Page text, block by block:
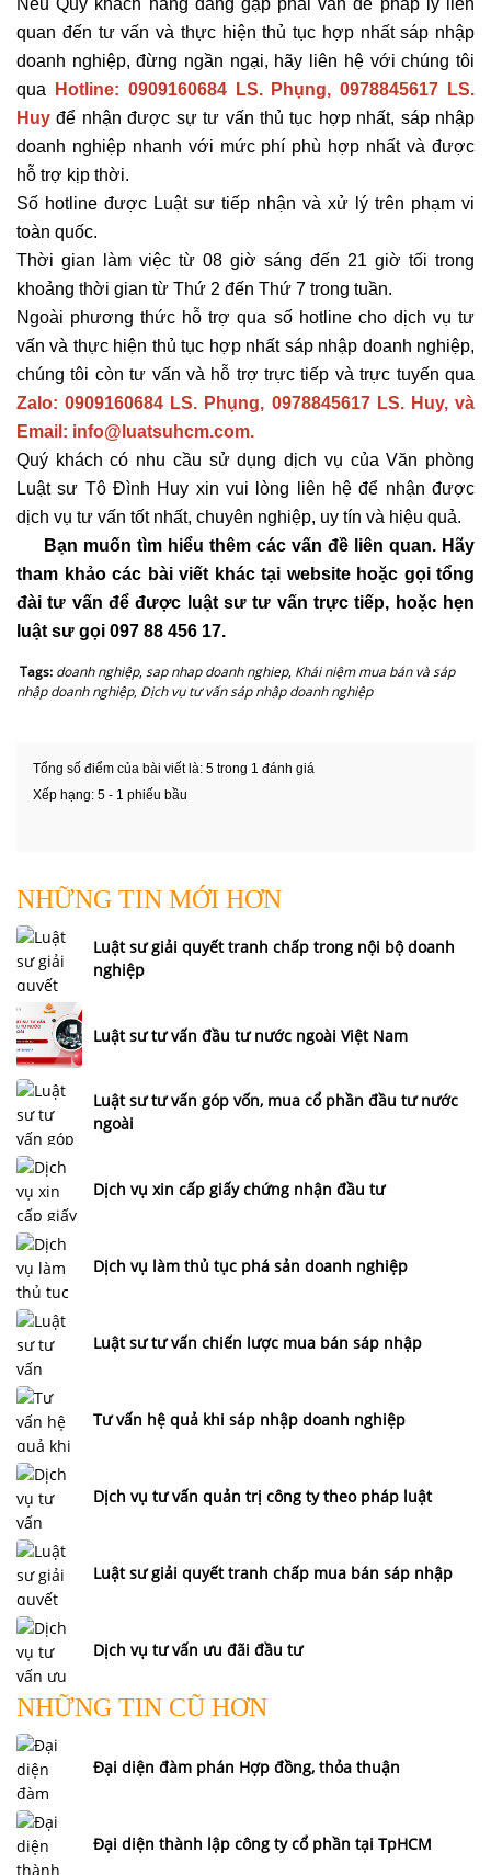
Nếu Quý khách hàng đang gặp phải vấn đề pháp lý liên
quan đến tư vấn và thực hiện thủ tục hợp nhất sáp nhập
doanh nghiệp, đừng ngần ngại, hãy liên hệ với chúng tôi
qua
Hotline: 0909160684 LS. Phụng, 0978845617 LS.
Huyđể nhận được sự tư vấn thủ tục hợp nhất, sáp nhập
doanh nghiệp nhanh với mức phí phù hợp nhất và được
hỗ trợ kịp thời.
Số hotline được Luật sư tiếp nhận và xử lý trên phạm vi
toàn quốc.
Thời gian làm việc từ 08 giờ sáng đến 21 giờ tối trong
khoảng thời gian từ Thứ 2 đến Thứ 7 trong tuần.
Ngoài phương thức hỗ trợ qua số hotline cho dịch vụ tư
vấn và thực hiện thủ tục hợp nhất sáp nhập doanh nghiệp,
chúng tôi còn tư vấn và hỗ trợ trực tiếp và trực tuyến qua
Zalo: 0909160684 LS. Phụng, 0978845617 LS. Huy, và
Email: info@luatsuhcm.com.
Quý khách có nhu cầu sử dụng dịch vụ của Văn phòng
Luật sư Tô Đình Huy xin vui lòng liên hệ để nhận được
dịch vụ tư vấn tốt nhất, chuyên nghiệp, uy tín và hiệu quả.
Bạn muốn tìm hiểu thêm các vấn đề liên quan. Hãy
tham khảo các bài viết khác tại website hoặc gọi tổng
đài tư vấn để được luật sư tư vấn trực tiếp, hoặc hẹn
luật sư gọi 097 88 456 17.
Tags: doanh nghiệp, sap nhap doanh nghiep, Khái niệm mua bán và sáp
nhập doanh nghiệp, Dịch vụ tư vấn sáp nhập doanh nghiệp
Tổng số điểm của bài viết là: 5 trong 1 đánh giá
Xếp hạng: 5 - 1 phiếu bầu
NHỮNG TIN MỚI HƠN
Luật sư giải quyết tranh chấp trong nội bộ doanh
nghiệp
Luật sư tư vấn đầu tư nước ngoài Việt Nam
Luật sư tư vấn góp vốn, mua cổ phần đầu tư nước
ngoài
Dịch vụ xin cấp giấy chứng nhận đầu tư
Dịch vụ làm thủ tục phá sản doanh nghiệp
Luật sư tư vấn chiến lược mua bán sáp nhập
Tư vấn hệ quả khi sáp nhập doanh nghiệp
Dịch vụ tư vấn quản trị công ty theo pháp luật
Luật sư giải quyết tranh chấp mua bán sáp nhập
Dịch vụ tư vấn ưu đãi đầu tư
NHỮNG TIN CŨ HƠN
Đại diện đàm phán Hợp đồng, thỏa thuận
Đại diện thành lập công ty cổ phần tại TpHCM